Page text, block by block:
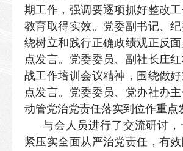
期工作，强调要逐项抓好整改
教育取得实效。党委副书记、
绕树立和践行正确政绩观正反
点发言。党委委员、副社长庄
战工作培训会议精神，围绕做
点发言。党委委员、党办社办
动管党治党责任落实到位作重点
与会人员进行了交流研讨
紧压实全面从严治党责任，有